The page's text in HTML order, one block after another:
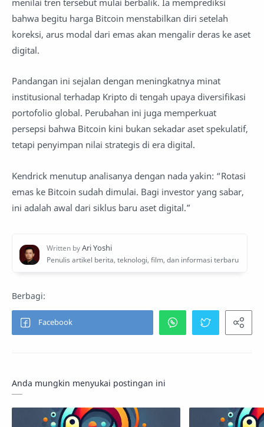
bahwa begitu harga Bitcoin menstabilkan diri setelah
koreksi, arus modal dari emas akan mengalir deras ke aset
digital.
Pandangan ini sejalan dengan meningkatnya minat
institusional terhadap Kripto di tengah upaya diversifikasi
portofolio global. Perubahan ini juga memperkuat
persepsi bahwa Bitcoin kini bukan sekadar aset spekulatif,
tetapi penyimpan nilai strategis di era digital.
Kendrick menutup analisanya dengan nada yakin: “Rotasi
emas ke Bitcoin sudah dimulai. Bagi investor yang sabar,
ini adalah awal dari siklus baru aset digital.”
Anda mungkin menyukai postingan ini